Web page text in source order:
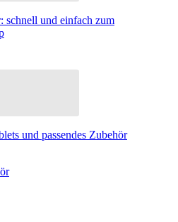
schnell und einfach zum
und passendes Zubehör